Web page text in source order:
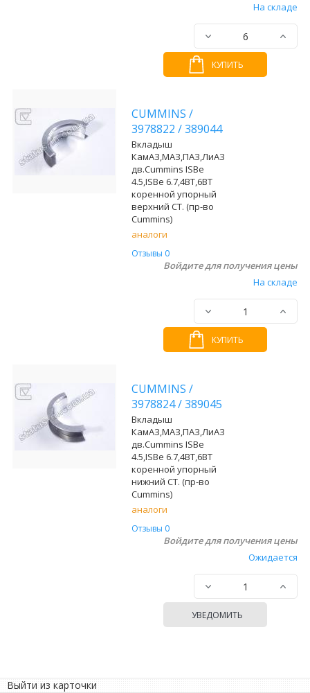
На складе
КУПИТЬ
CUMMINS /
3978822 /389044
Вкладыш
КамАЗ,МАЗ,ПАЗ,ЛиАЗ
дв.Cummins ISBe
4.5,ISBe 6.7,4BT,6BT
коренной упорный
верхний СТ. (пр-во
Cummins)
аналоги
Отзывы 0
Войдите для получения цены
На складе
КУПИТЬ
CUMMINS /
3978824/389045
Вкладыш
КамАЗ,МАЗ,ПАЗ,ЛиАЗ
дв.Cummins ISBe
4.5,ISBe 6.7,4BT,6BT
коренной упорный
нижний СТ. (пр-во
Cummins)
аналоги
Отзывы 0
Войдите для получения цены
Ожидается
УВЕДОМИТЬ
Выйти из карточки